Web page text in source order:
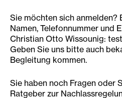
Sie möchten sich anmelden?
Namen, Telefonnummer und
Christian Otto Wissounig:
Geben Sie uns bitte auch
Begleitung kommen.
Sie haben noch Fragen oder
Ratgeber zur